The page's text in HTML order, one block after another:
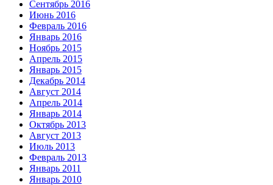
Сентябрь 2016
Июнь 2016
Февраль 2016
Январь 2016
Ноябрь 2015
Апрель 2015
Январь 2015
Декабрь 2014
Август 2014
Апрель 2014
Январь 2014
Октябрь 2013
Август 2013
Июль 2013
Февраль 2013
Январь 2011
Январь 2010